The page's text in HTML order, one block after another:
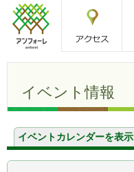
アンフォーレ
イベント情報
イベントカレンダーを表示